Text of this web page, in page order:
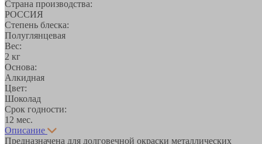
Страна производства:
РОССИЯ
Степень блеска:
Полуглянцевая
Вес:
2 кг
Основа:
Алкидная
Цвет:
Шоколад
Срок годности:
12 мес.
Описание
Предназначена для долговечной окраски металлических